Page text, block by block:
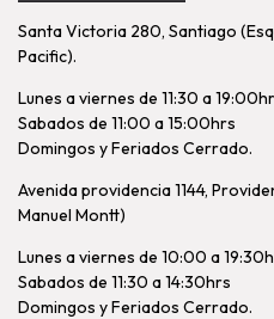
Santa Victoria 280, Santiago
Pacific).
Lunes a viernes de 11:30 a
Sabados de 11:00 a 15:00hrs
Domingos y Feriados Cerrado.
Avenida providencia 1144,
Manuel Montt)
Lunes a viernes de 10:00 a
Sabados de 11:30 a 14:30hrs
Domingos y Feriados Cerrado.